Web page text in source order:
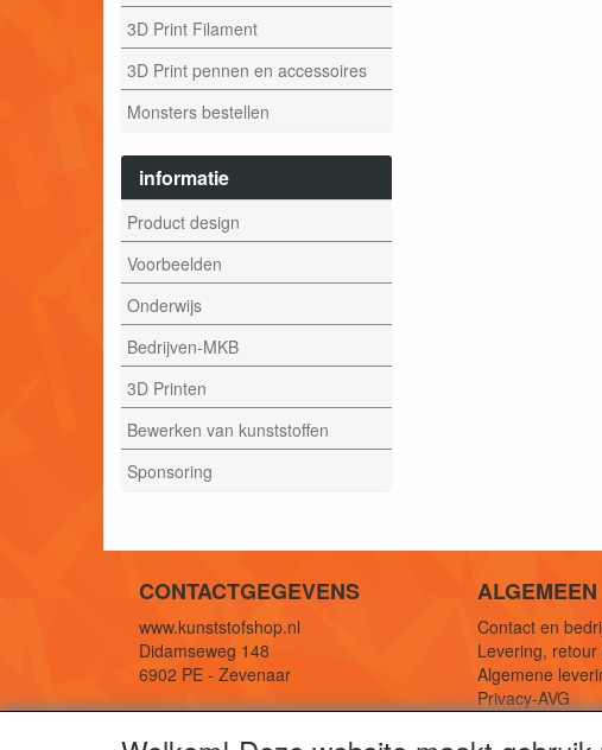
3D Print Filament
3D Print pennen en accessoires
Monsters bestellen
informatie
Product design
Voorbeelden
Onderwijs
Bedrijven-MKB
3D Printen
Bewerken van kunststoffen
Sponsoring
CONTACTGEGEVENS
www.kunststofshop.nl
Didamseweg 148
6902 PE - Zevenaar
Telefoon: +31 (0) 316 241 994
ALGEMEEN
Contact en
Levering,
Algemene
Privacy-AVG